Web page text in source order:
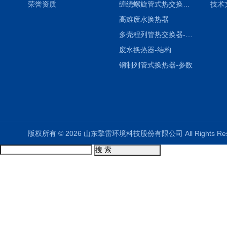
荣誉资质
高难废水换热器
废水换热器-结构
钢制列管式换热器-参数
技术
版权所有 © 2026 山东擎雷环境科技股份有限公司 All